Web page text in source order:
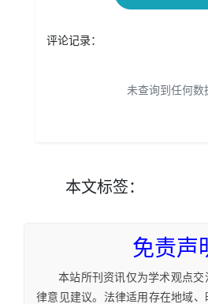
评论记录：
未查询到任何数
本文标签：
免责声
本站所刊资讯仅为学术观点
律意见建议。法律适用存在地域